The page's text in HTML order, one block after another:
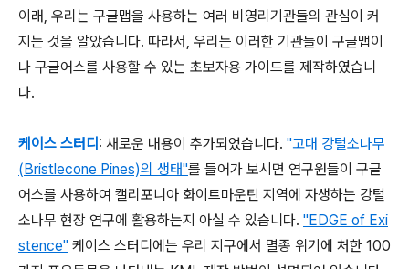
이래, 우리는 구글맵을 사용하는 여러 비영리기관들의 관심이 커
지는 것을 알았습니다. 따라서, 우리는 이러한 기관들이 구글맵이
나 구글어스를 사용할 수 있는 초보자용 가이드를 제작하였습니
다.
케이스 스터디 : 새로운 내용이 추가되었습니다. "고대 강털소나무
(Bristlecone Pines)의 생태"를 들어가 보시면 연구원들이 구글
어스를 사용하여 캘리포니아 화이트마운틴 지역에 자생하는 강털
소나무 현장 연구에 활용하는지 아실 수 있습니다. "EDGE of Exi
stence" 케이스 스터디에는 우리 지구에서 멸종 위기에 처한 100